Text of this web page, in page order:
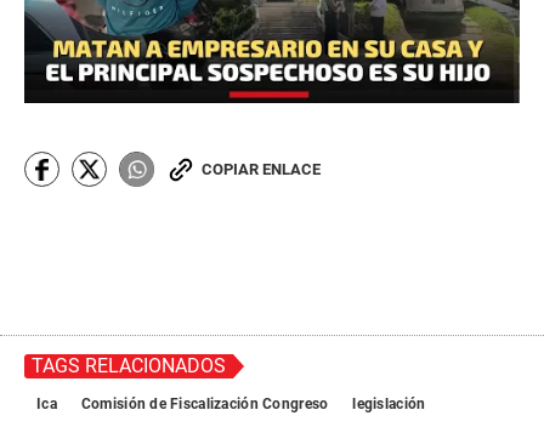
COPIAR ENLACE
TAGS RELACIONADOS
Ica Comisión de Fiscalización Congreso
legislación